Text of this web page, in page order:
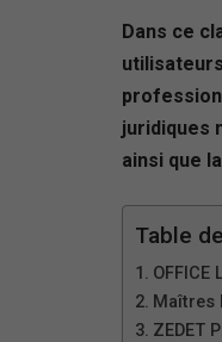
Dans ce
juridiques
ainsi que
Table
OFFICE
Maîtres
ZEDET